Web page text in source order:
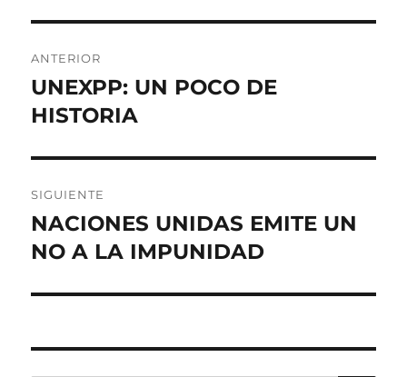
de
entradas
ANTERIOR
Entrada
anterior:
UNEXPP: UN POCO DE
HISTORIA
SIGUIENTE
Entrada
siguiente:
NACIONES UNIDAS EMITE UN
NO A LA IMPUNIDAD